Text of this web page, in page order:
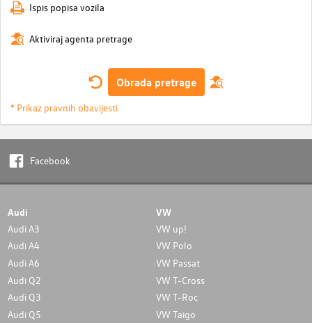
Ispis popisa vozila
Aktiviraj agenta pretrage
Obrada pretrage
* Prikaz pravnih obavijesti
Facebook
Audi
Audi A3
Audi A4
Audi A6
Audi Q2
Audi Q3
Audi Q5
VW
VW up!
VW Polo
VW Passat
VW T-Cross
VW T-Roc
VW Taigo